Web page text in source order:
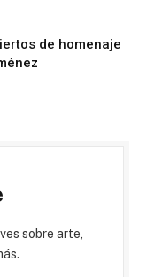
de homenaje
sobre arte,